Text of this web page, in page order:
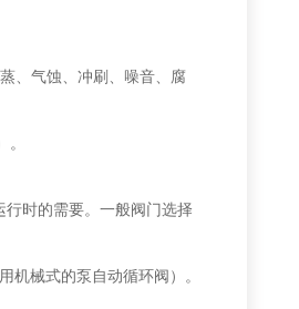
、气蚀、冲刷、噪音、腐
时的需要。一般阀门选择
械式的泵自动循环阀）。